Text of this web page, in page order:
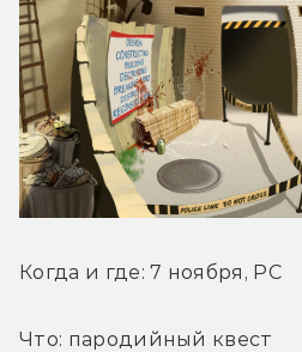
Когда и где: 7 ноября, PC
Что: пародийный квест